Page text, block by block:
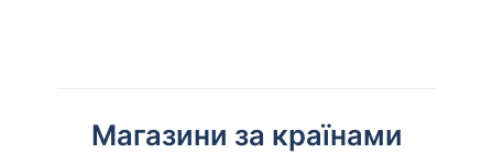
Магазини за країнами